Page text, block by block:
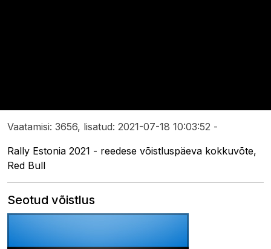
Vaatamisi: 3656, lisatud: 2021-07-18 10:03:52 -
Rally Estonia 2021 - reedese võistluspäeva kokkuvõte,
Red Bull
Seotud võistlus